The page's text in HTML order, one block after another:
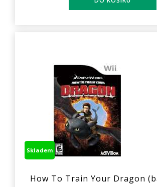
Skladem
How To Train Your Dragon